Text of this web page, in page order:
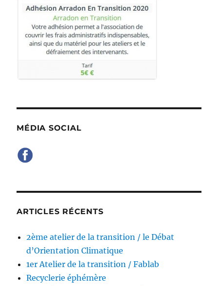
MÉDIA SOCIAL
ARTICLES RÉCENTS
2ème atelier de la transition / le Débat
d’Orientation Climatique
1er Atelier de la transition / Fablab
Recyclerie éphémère